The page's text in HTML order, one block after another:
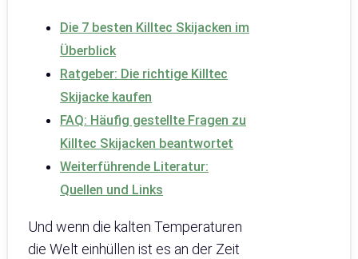
Die 7 besten Killtec Skijacken im
Überblick
Ratgeber: Die richtige Killtec
Skijacke kaufen
FAQ: Häufig gestellte Fragen zu
Killtec Skijacken beantwortet
Weiterführende Literatur:
Quellen und Links
Und wenn die kalten Temperaturen
die Welt einhüllen ist es an der Zeit